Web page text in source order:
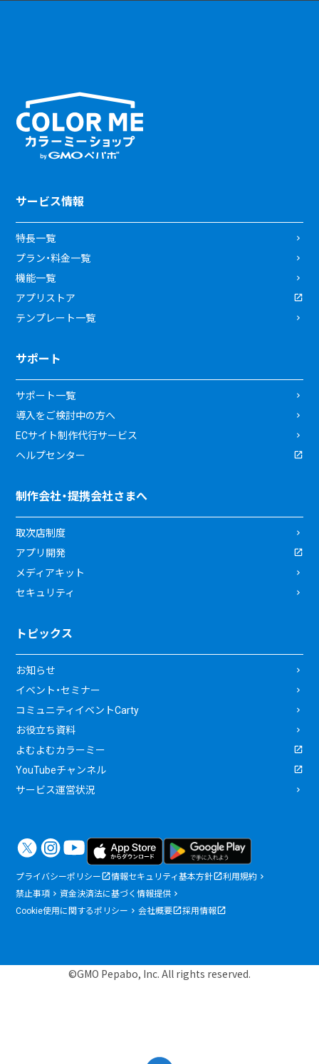
サービス情報
特長一覧
プラン・料金一覧
機能一覧
アプリストア
テンプレート一覧
サポート
サポート一覧
導入をご検討中の方へ
ECサイト制作代行サービス
ヘルプセンター
制作会社・提携会社さまへ
取次店制度
アプリ開発
メディアキット
セキュリティ
トピックス
お知らせ
イベント・セミナー
コミュニティイベントCarty
お役立ち資料
よむよむカラーミー
YouTubeチャンネル
サービス運営状況
プライバシーポリシー 情報セキュリティ基本方針
利用規約
禁止事項
資金決済法に基づく情報提供
Cookie使用に関するポリシー
会社概要 採用情報
©GMO Pepabo, Inc. All rights reserved.